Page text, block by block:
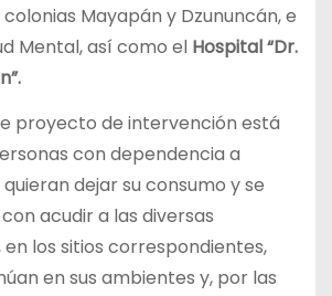
Mayapán y Dzununcán, e
Mental, así como el Hospital “Dr.
proyecto de intervención está
con dependencia a
dejar su consumo y se
acudir a las diversas
los sitios correspondientes,
en sus ambientes y, por las